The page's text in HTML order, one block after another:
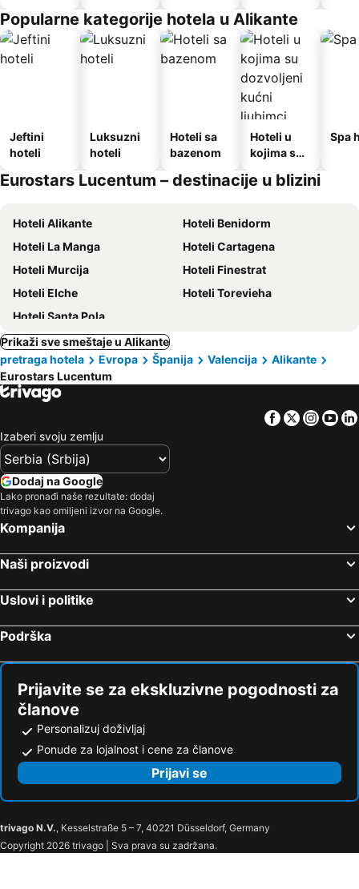
Popularne kategorije hotela u Alikante
Jeftini
hoteli
Luksuzni
hoteli
Hoteli sa
bazenom
Hoteli u
kojima su
kućni
Spa
Eurostars Lucentum – destinacije u blizini
Hoteli Alikante
Hoteli Benidorm
Hoteli La Manga
Hoteli Cartagena
Hoteli Murcija
Hoteli Finestrat
Hoteli Elche
Hoteli Torevieha
Hoteli Santa Pola
Prikaži sve smeštaje u Alikante
pretraga hotela
Evropa Španija Valencija
Alikante
Eurostars Lucentum
Facebook
Twitter
Izaberi svoju zemlju
Dodaj na Google
Lako pronađi naše rezultate: dodaj
trivago kao omiljeni izvor na Google.
Kompanija
Naši proizvodi
Uslovi i politike
Podrška
Prijavite se za ekskluzivne pogodnosti za
članove
Personalizuj doživljaj
Ponude za lojalnost i cene za članove
Prijavi se
trivago N.V., Kesselstraße 5 – 7, 40221 Düsseldorf, Germany
Copyright 2026 trivago | Sva prava su zadržana.